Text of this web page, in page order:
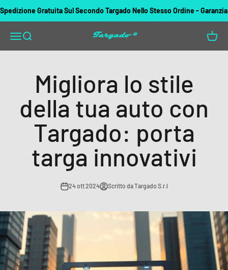
Gratuita Sul Secondo Targado Nello Stesso Ordine - Garanzia
Apri il menu di navigazione
Mostra il menu di ricercaTargado
Migliora lo stile
della tua auto con
Targado: porta
targa innovativi
24 ott 2024 Scritto da Targado S.r.l